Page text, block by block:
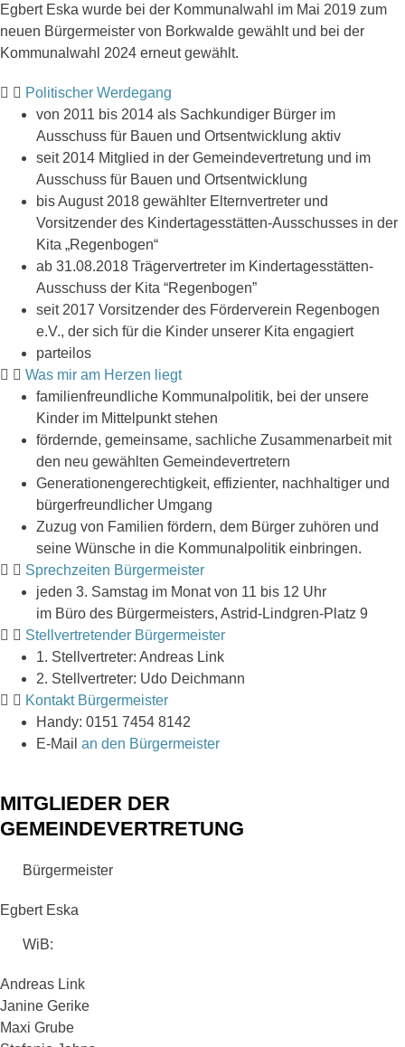
Egbert Eska wurde bei der Kommunalwahl im Mai 2019 zum
neuen Bürgermeister von Borkwalde gewählt und bei der
Kommunalwahl 2024 erneut gewählt.
Politischer Werdegang
von 2011 bis 2014 als Sachkundiger Bürger im
Ausschuss für Bauen und Ortsentwicklung aktiv
seit 2014 Mitglied in der Gemeindevertretung und im
Ausschuss für Bauen und Ortsentwicklung
bis August 2018 gewählter Elternvertreter und
Vorsitzender des Kindertagesstätten-Ausschusses in der
Kita „Regenbogen“
ab 31.08.2018 Trägervertreter im Kindertagesstätten-
Ausschuss der Kita “Regenbogen”
seit 2017 Vorsitzender des Förderverein Regenbogen
e.V., der sich für die Kinder unserer Kita engagiert
parteilos
Was mir am Herzen liegt
familienfreundliche Kommunalpolitik, bei der unsere
Kinder im Mittelpunkt stehen
fördernde, gemeinsame, sachliche Zusammenarbeit mit
den neu gewählten Gemeindevertretern
Generationengerechtigkeit, effizienter, nachhaltiger und
bürgerfreundlicher Umgang
Zuzug von Familien fördern, dem Bürger zuhören und
seine Wünsche in die Kommunalpolitik einbringen.
Sprechzeiten Bürgermeister
jeden 3. Samstag im Monat von 11 bis 12 Uhr
im Büro des Bürgermeisters, Astrid-Lindgren-Platz 9
Stellvertretender Bürgermeister
1. Stellvertreter: Andreas Link
2. Stellvertreter: Udo Deichmann
Kontakt Bürgermeister
Handy: 0151 7454 8142
E-Mail an den Bürgermeister
MITGLIEDER DER
GEMEINDEVERTRETUNG
Bürgermeister
Egbert Eska
WiB:
Andreas Link
Janine Gerike
Maxi Grube